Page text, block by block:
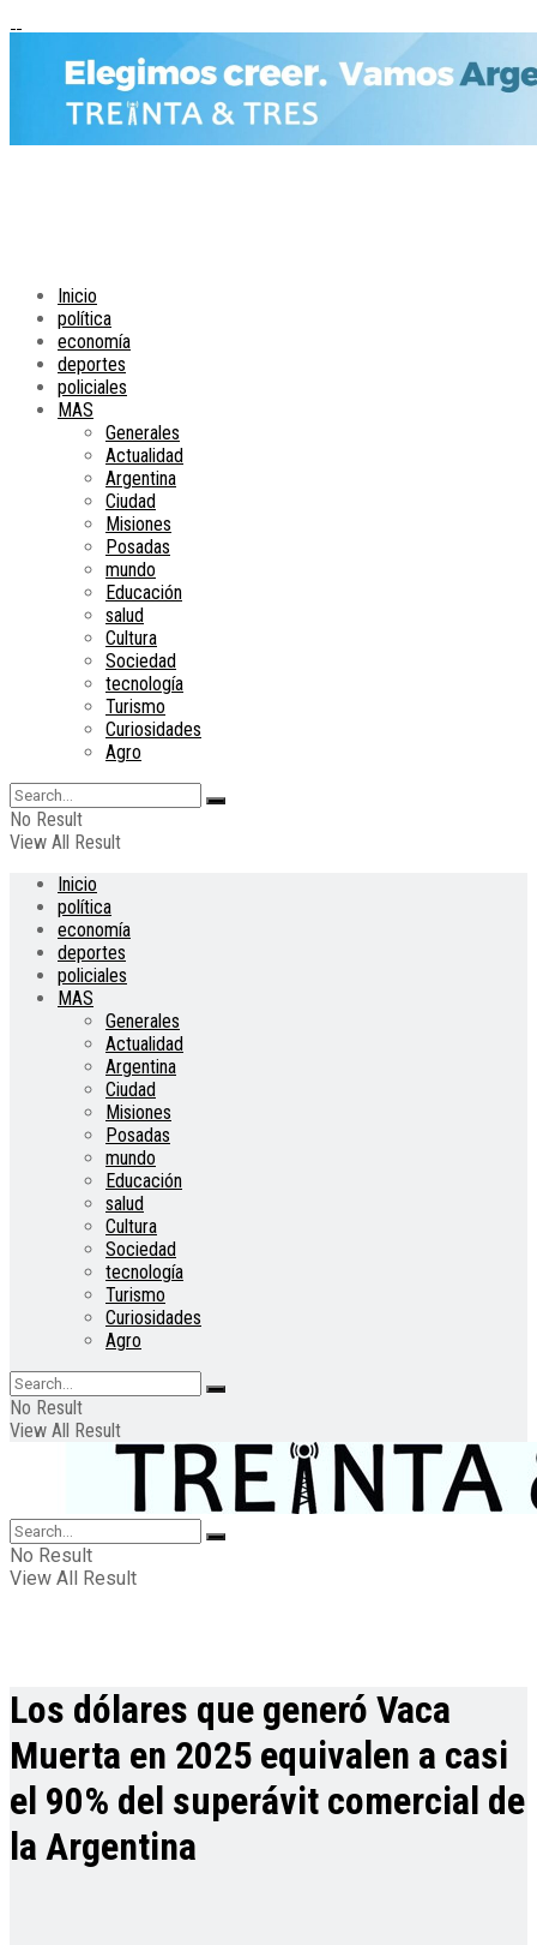
Inicio
política
economía
deportes
policiales
MAS
Generales
Actualidad
Argentina
Ciudad
Misiones
Posadas
mundo
Educación
salud
Cultura
Sociedad
tecnología
Turismo
Curiosidades
Agro
No Result
View All Result
Inicio
política
economía
deportes
policiales
MAS
Generales
Actualidad
Argentina
Ciudad
Misiones
Posadas
mundo
Educación
salud
Cultura
Sociedad
tecnología
Turismo
Curiosidades
Agro
No Result
View All Result
No Result
View All Result
Los dólares que generó Vaca
Muerta en 2025 equivalen a casi
el 90% del superávit comercial de
la Argentina